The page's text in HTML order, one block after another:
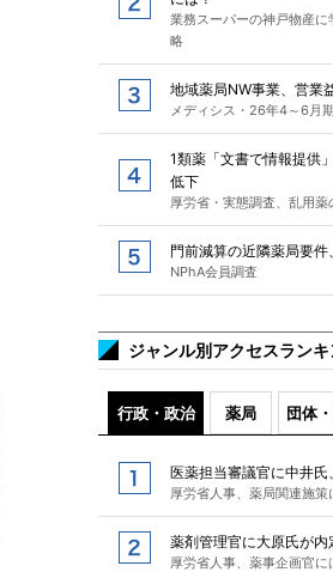
業務スーパーの神戸物産
略
地域薬局NW事業、営業
メディシス・26年4～6月期
1類薬「文書で情報提供
低下
厚労省・実態調査、乱用
門前減算の近隣薬局要件
NPhA会員調査
ジャンル別アクセスラン
行政・政治 薬局 団体
医薬担当審議官に中井
厚労省人事、薬局関連施策
薬剤管理官に大原氏が内
厚労省人事、薬事企画官に